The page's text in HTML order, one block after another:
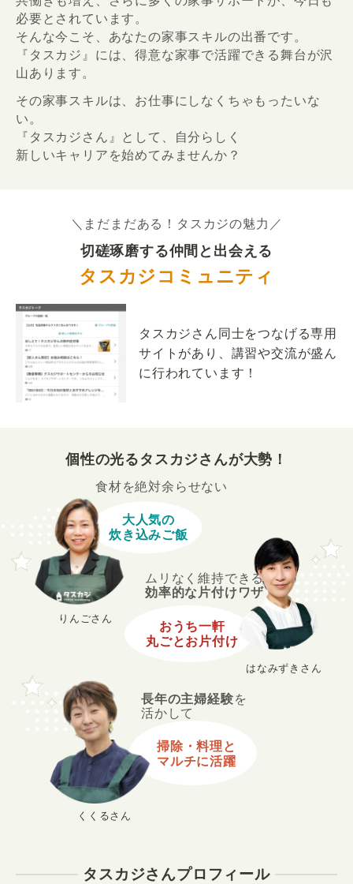
必要とされています。
そんな今こそ、あなたの家事スキルの出番です。
『タスカジ』には、得意な家事で活躍できる舞台が沢
山あります。
その家事スキルは、お仕事にしなくちゃもったいな
い。
『タスカジさん』として、自分らしく
新しいキャリアを始めてみませんか？
＼まだまだある！タスカジの魅力／
切磋琢磨する仲間と出会える
タスカジコミュニティ
タスカジさん同士をつなげる専用
サイトがあり、講習や交流が盛ん
に行われています！
個性の光るタスカジさんが大勢！
くくるさん
長年の主婦経験を
活かして
掃除・料理と
マルチに活躍
りんごさん
食材を絶対余らせない
大人気の
炊き込みご飯
はなみずきさん
ムリなく維持できる
効率的な片付けワザ
おうち一軒
丸ごとお片付け
タスカジさんプロフィール